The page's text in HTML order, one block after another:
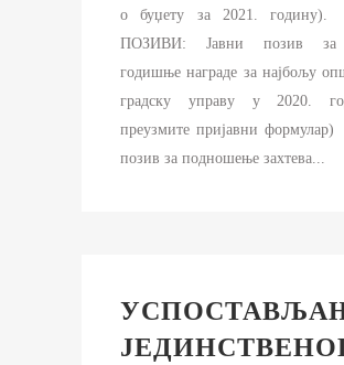
о буџету за 2021.
ПОЗИВИ: Јавни позив за
годишње награде за најбољу
градску управу у 2020.
преузмите пријавни
позив за подношење захтева...